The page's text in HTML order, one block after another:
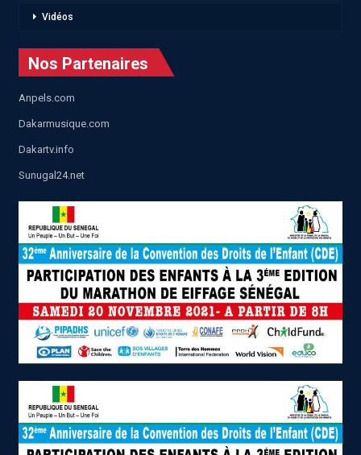
Vidéos
Nos Partenaires
Anpels.com
Dakarmusique.com
Dakartv.info
Sunugal24.net